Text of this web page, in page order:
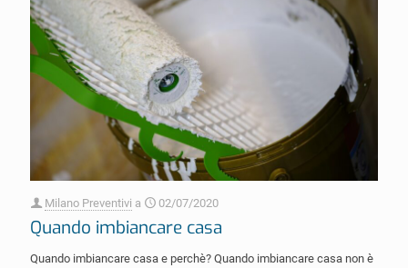
Milano Preventivi a 02/07/2020
Quando imbiancare casa
Quando imbiancare casa e perchè? Quando imbiancare casa non è